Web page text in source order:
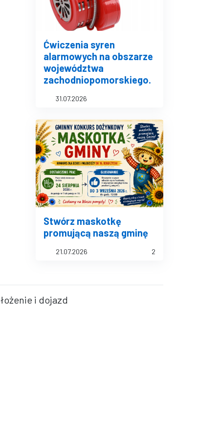
Ćwiczenia syren
alarmowych na obszarze
województwa
zachodniopomorskiego.
31.07.2026
Stwórz maskotkę
promującą naszą gminę
21.07.2026 2
i dojazd